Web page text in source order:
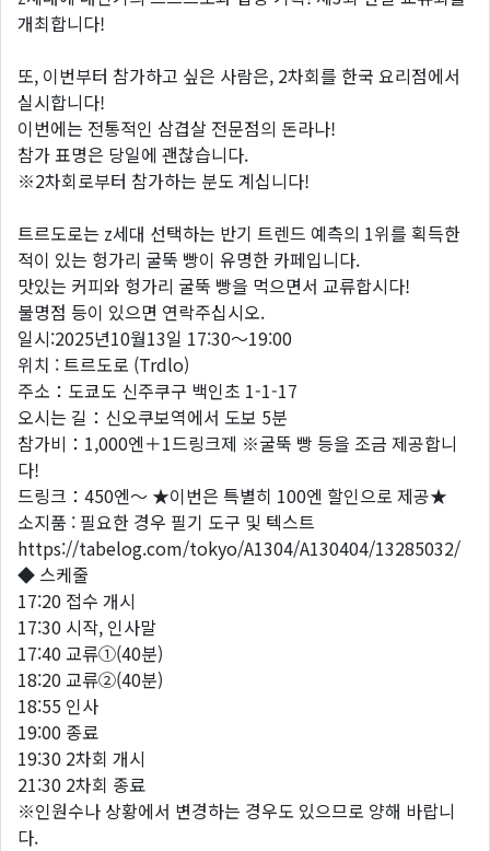
개최합니다!
또, 이번부터 참가하고 싶은 사람은, 2차회를 한국 요리점에서
실시합니다!
이번에는 전통적인 삼겹살 전문점의 돈라나!
참가 표명은 당일에 괜찮습니다.
※2차회로부터 참가하는 분도 계십니다!
트르도로는 z세대 선택하는 반기 트렌드 예측의 1위를 획득한
적이 있는 헝가리 굴뚝 빵이 유명한 카페입니다.
맛있는 커피와 헝가리 굴뚝 빵을 먹으면서 교류합시다!
불명점 등이 있으면 연락주십시오.
일시:2025년10월13일 17:30～19:00
위치 : 트르도로 (Trdlo)
주소：도쿄도 신주쿠구 백인초 1-1-17
오시는 길：신오쿠보역에서 도보 5분
참가비：1,000엔＋1드링크제 ※굴뚝 빵 등을 조금 제공합니
다!
드링크：450엔～ ★이번은 특별히 100엔 할인으로 제공★
소지품 : 필요한 경우 필기 도구 및 텍스트
https://tabelog.com/tokyo/A1304/A130404/13285032/
◆ 스케줄
17:20 접수 개시
17:30 시작, 인사말
17:40 교류①(40분)
18:20 교류②(40분)
18:55 인사
19:00 종료
19:30 2차회 개시
21:30 2차회 종료
※인원수나 상황에서 변경하는 경우도 있으므로 양해 바랍니
다.